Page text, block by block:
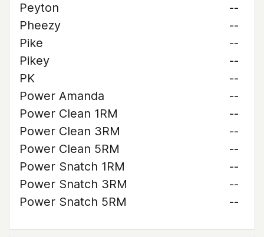
Peyton
--
Pheezy
--
Pike
--
Pikey
--
PK
--
Power Amanda
--
Power Clean 1RM
--
Power Clean 3RM
--
Power Clean 5RM
--
Power Snatch 1RM
--
Power Snatch 3RM
--
Power Snatch 5RM
--